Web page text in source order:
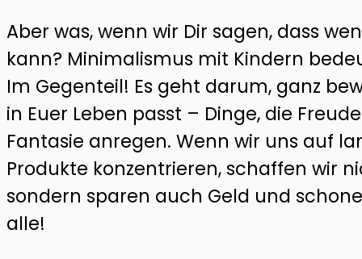
Aber was, wenn wir Dir sagen, dass
kann? Minimalismus mit Kindern
Im Gegenteil! Es geht darum, ganz
in Euer Leben passt – Dinge, die
Fantasie anregen. Wenn wir uns auf
Produkte konzentrieren, schaffen wir
sondern sparen auch Geld und
alle!